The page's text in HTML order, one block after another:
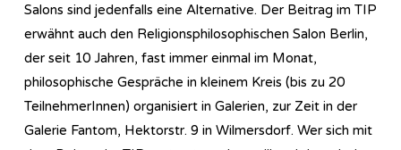
Salons sind jedenfalls eine Alternative. Der Beitrag im TIP
erwähnt auch den Re­li­gi­ons­phi­lo­so­phi­sch­en Salon Berlin,
der seit 10 Jahren, fast immer einmal im Monat,
philosophische Gespräche in kleinem Kreis (bis zu 20
TeilnehmerInnen) organisiert in Galerien, zur Zeit in der
Galerie Fantom, Hektorstr. 9 in Wilmersdorf. Wer sich mit